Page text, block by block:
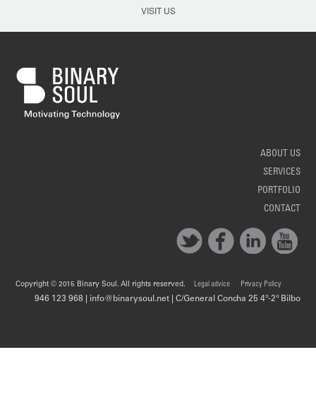
VISIT US
ABOUT US
SERVICES
PORTFOLIO
CONTACT
Copyright © 2015 Binary Soul. All rights reserved. Legal advice Privacy Policy
946 123 968 | info@binarysoul.net | C/General Concha 25 4º-2º Bilbo